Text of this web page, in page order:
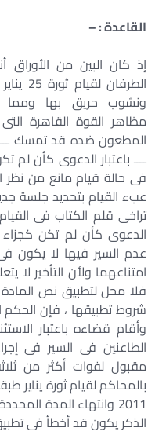
القاعدة : –
ونشوب حريق بها
مظاهر القوة القاهرة
المطعون ضده قد تمسك ـــ
ــــ باعتبار الدعوى كأن
فى حالة قيام مانع من
عبء القيام بتحديد جلسة
تراخى قلم الكتاب فى
الدعوى كأن لم تكن كجزاء
عدم السير فيها لا يكون
امتناعهما ولأن التأخير
شروط تطبيقها ، فإن
وأقام قضاءه باعتبار
الطاعنين فى السير فى
مقبول لفوات أكثر من
الذكر يكون قد أخطأ فى